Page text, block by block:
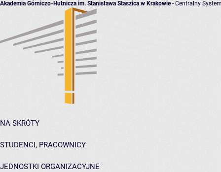
Akademia Górniczo-Hutnicza im. Stanisława Staszica w Krakowie- Centralny
NA SKRÓTY
STUDENCI, PRACOWNICY
JEDNOSTKI ORGANIZACYJNE